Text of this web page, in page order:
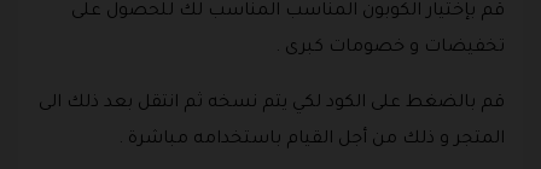
قم بإختيار الكوبون المناسب المناسب لك للحصول على
تخفيضات و خصومات كبرى .
قم بالضغط على الكود لكي يتم نسخه ثم انتقل بعد ذلك الى
المتجر و ذلك من أجل القيام باستخدامه مباشرة .